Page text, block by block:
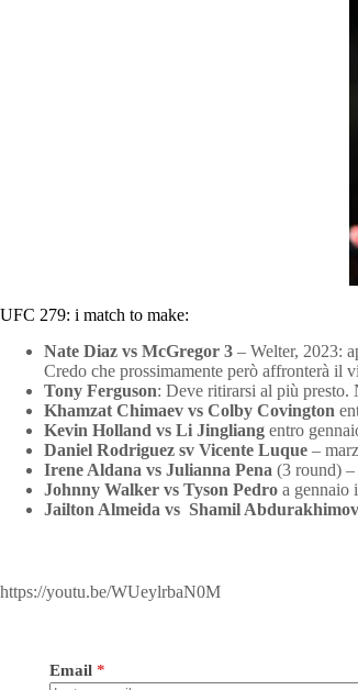
UFC 279: i match to make:
Nate Diaz vs McGregor 3 – Welter, 2023:
Credo che prossimamente però affronterà il
Tony Ferguson: Deve ritirarsi al più presto.
Khamzat Chimaev vs Colby Covington
Kevin Holland vs Li Jingliang entro
Daniel Rodriguez sv Vicente Luque –
Irene Aldana vs Julianna Pena (3 round) –
Johnny Walker vs Tyson Pedro a gennaio
Jailton Almeida vs Shamil Abdurakhimov
https://youtu.be/WUeylrbaN0M
Email *